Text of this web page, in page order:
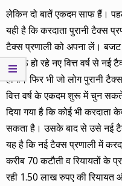
लेकिन दो बातें एकदम साफ हैं।
यही है कि करदाता पुरानी टैक्स
टैक्स प्रणाली को अपना लें।
से शुरू हो रहे नए वित्त वर्ष से नई
होगी। फिर भी जो लोग पुरानी
वित्त वर्ष के एकदम शुरू में चुन
दिया गया है कि कोई भी
सकता है। उसके बाद से उसे नई
यह है कि नई टैक्स प्रणाली में
करीब 70 कटौती व रियायतों के
रही 1.50 लाख रुपए की